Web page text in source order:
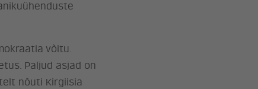
võitu.
Paljud asjad on
nõuti Kirgiisia